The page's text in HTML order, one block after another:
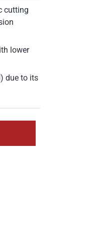
cutting
lower
due to its